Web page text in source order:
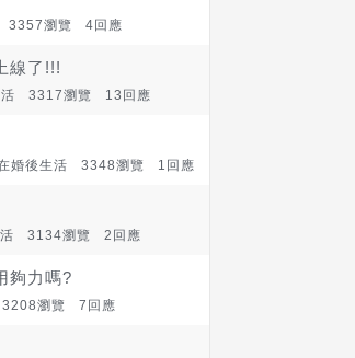
3357瀏覽 4回應
線了!!!
3317瀏覽 13回應
婚後生活 3348瀏覽 1回應
3134瀏覽 2回應
夠力嗎?
瀏覽 7回應